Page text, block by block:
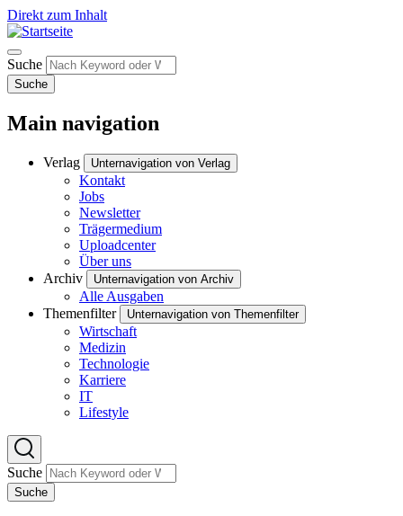
Direkt zum Inhalt
Suche
Suche
Main navigation
Verlag Unternavigation von Verlag
Kontakt
Jobs
Newsletter
Trägermedium
Uploadcenter
Über uns
Archiv
Unternavigation von Archiv
Alle Ausgaben
Themenfilter
Unternavigation von Themenfilter
Wirtschaft
Medizin
Technologie
Karriere
IT
Lifestyle
Suche
Suche